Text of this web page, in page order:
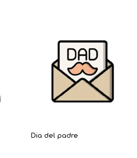
Dia del padre